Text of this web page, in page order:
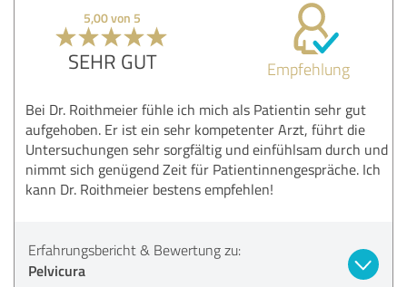
5,00 von 5
SEHR GUT Empfehlung
Bei Dr. Roithmeier fühle ich mich als Patientin sehr gut
aufgehoben. Er ist ein sehr kompetenter Arzt, führt die
Untersuchungen sehr sorgfältig und einfühlsam durch und
nimmt sich genügend Zeit für Patientinnengespräche. Ich
kann Dr. Roithmeier bestens empfehlen!
Erfahrungsbericht & Bewertung zu:
Pelvicura